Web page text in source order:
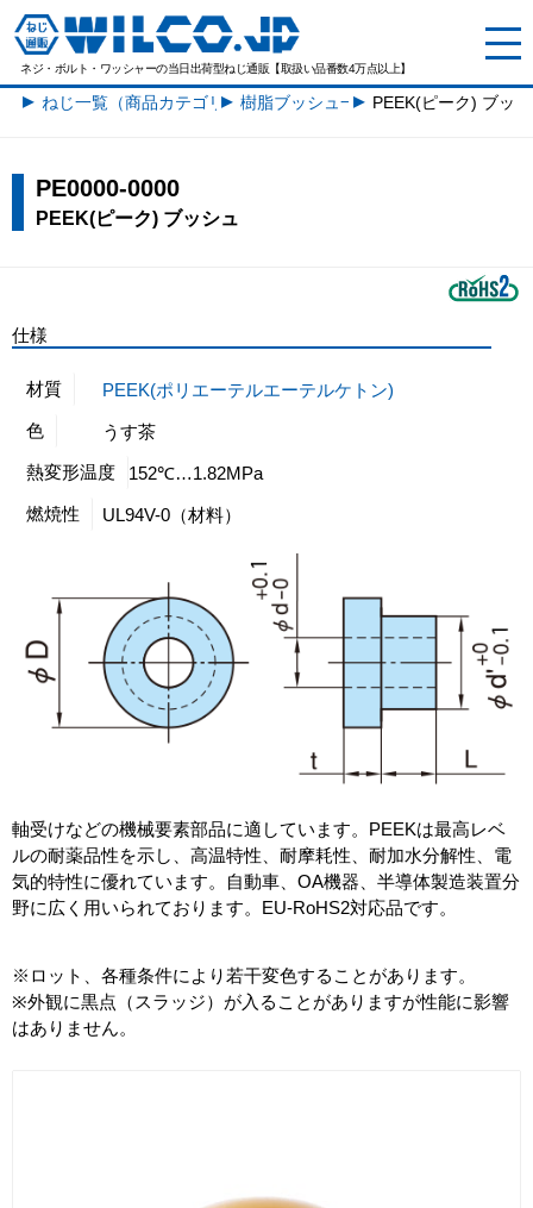
ネジ・ボルト・ワッシャーの当日出荷型ねじ通販【取扱い品番数4万点以上】
ねじ一覧（商品カテゴリー）樹脂ブッシュ一覧PEEK(ピーク) ブッ
PE0000-0000
PEEK(ピーク) ブッシュ
仕様
材質
PEEK(ポリエーテルエーテルケトン)
色
うす茶
熱変形温度
152℃…1.82MPa
燃焼性
UL94V-0（材料）
軸受けなどの機械要素部品に適しています。PEEKは最高レベ
ルの耐薬品性を示し、高温特性、耐摩耗性、耐加水分解性、電
気的特性に優れています。自動車、OA機器、半導体製造装置分
野に広く用いられております。EU-RoHS2対応品です。
※ロット、各種条件により若干変色することがあります。
※外観に黒点（スラッジ）が入ることがありますが性能に影響
はありません。